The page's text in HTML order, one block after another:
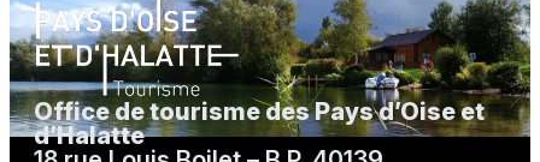
Office de tourisme des Pays d’Oise et
d’Halatte